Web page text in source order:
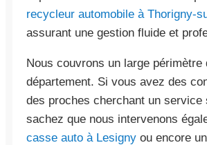
recycleur automobile à Thorigny-
assurant une gestion fluide et
Nous couvrons un large périmètre
département. Si vous avez des
des proches cherchant un service
sachez que nous intervenons
casse auto à Lesigny ou encore